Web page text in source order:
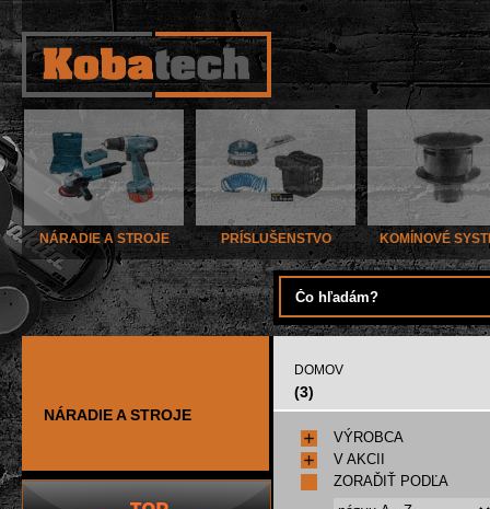
NÁRADIE A STROJE PRÍSLUŠENSTVO KOMÍNOVÉ
NÁRADIE A STROJE
DOMOV
(3)
VÝROBCA
V AKCII
ZORAĎIŤ PODĽA